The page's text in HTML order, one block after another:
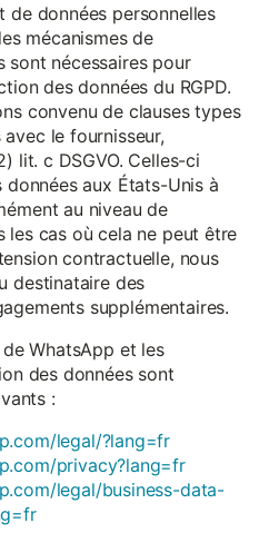
données personnelles
mécanismes de
sont nécessaires pour
des données du RGPD.
convenu de clauses types
le fournisseur,
lit. c DSGVO. Celles-ci
aux États-Unis à
au niveau de
les cas où cela ne peut être
contractuelle, nous
destinataire des
supplémentaires.
WhatsApp et les
des données sont
:
legal/?lang=fr
privacy?lang=fr
legal/business-data-